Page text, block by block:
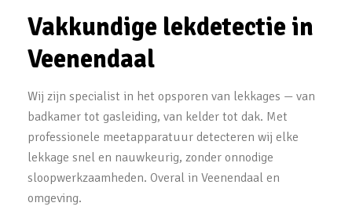
Vakkundige lekdetectie in
Veenendaal
Wij zijn specialist in het opsporen van lekkages — van
badkamer tot gasleiding, van kelder tot dak. Met
professionele meetapparatuur detecteren wij elke
lekkage snel en nauwkeurig, zonder onnodige
sloopwerkzaamheden. Overal in Veenendaal en
omgeving.